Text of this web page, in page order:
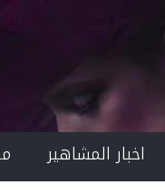
اخبار المشاهير